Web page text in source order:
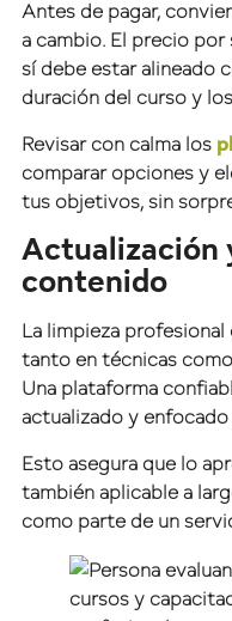
Antes de pagar,
a cambio. El precio
sí debe estar alineado
duración del curso y
Revisar con calma los
comparar opciones y
tus objetivos, sin
Actualización
contenido
La limpieza
tanto en técnicas
Una plataforma
actualizado y
Esto asegura que lo
también aplicable a
como parte de un